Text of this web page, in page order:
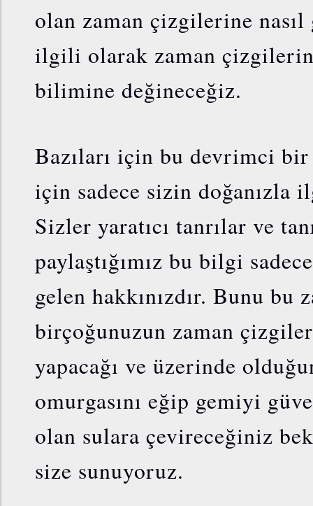
olan zaman çizgilerine
ilgili olarak zaman
bilimine değineceğiz.
Bazıları için bu devrimci
için sadece sizin doğanızla
Sizler yaratıcı tanrılar ve
paylaştığımız bu bilgi
gelen hakkınızdır. Bunu bu
birçoğunuzun zaman
yapacağı ve üzerinde
omurgasını eğip gemiyi
olan sulara çevireceğiniz
size sunuyoruz.